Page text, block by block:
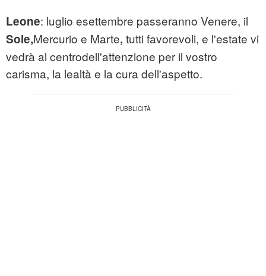
Leone: luglio esettembre passeranno Venere, il
Sole,Mercurio e Marte, tutti favorevoli, e l'estate vi
vedrà al centrodell'attenzione per il vostro
carisma, la lealtà e la cura dell'aspetto.